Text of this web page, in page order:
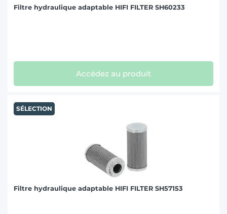
Filtre hydraulique adaptable HIFI FILTER SH60233
Accédez au produit
SÉLECTION
Filtre hydraulique adaptable HIFI FILTER SH57153